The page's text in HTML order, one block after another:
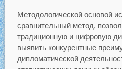
Методологической основой
сравнительный метод,
традиционную и цифровую
выявить конкурентные
дипломатической